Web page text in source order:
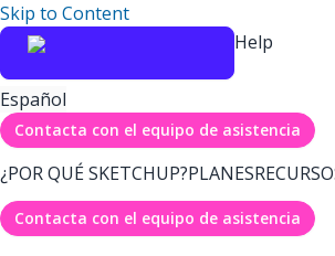
Skip to Content
Help
Español
Contacta con el equipo de asistencia
¿POR QUÉ SKETCHUP?PLANES
Contacta con el equipo de asistencia